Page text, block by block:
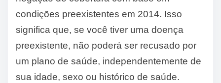
condições preexistentes em 2014. Isso
significa que, se você tiver uma doença
preexistente, não poderá ser recusado por
um plano de saúde, independentemente de
sua idade, sexo ou histórico de saúde.